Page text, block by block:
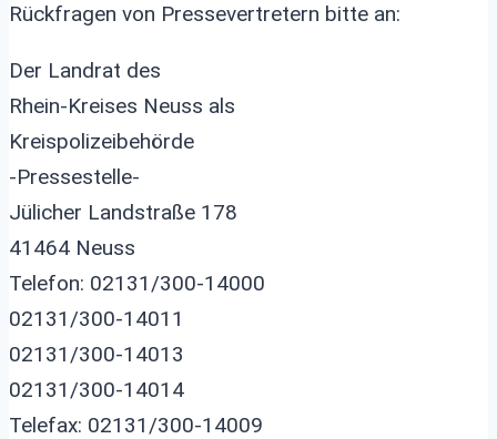
Rückfragen von Pressevertretern bitte an:
Der Landrat des
Rhein-Kreises Neuss als
Kreispolizeibehörde
-Pressestelle-
Jülicher Landstraße 178
41464 Neuss
Telefon: 02131/300-14000
02131/300-14011
02131/300-14013
02131/300-14014
Telefax: 02131/300-14009